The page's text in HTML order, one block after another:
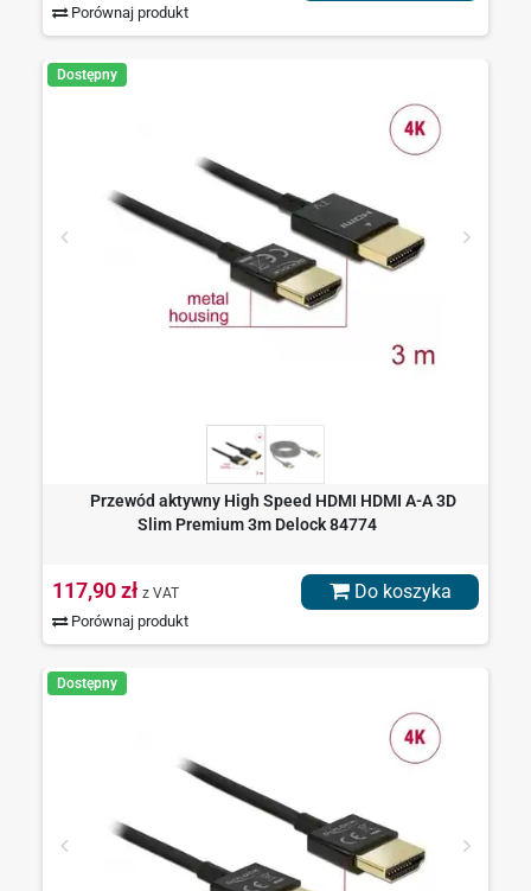
Porównaj produkt
Dostępny
Przewód aktywny High Speed HDMI HDMI A-A 3D
Slim Premium 3m Delock 84774
117,90 zł z VAT
Porównaj produkt
Do koszyka
Dostępny